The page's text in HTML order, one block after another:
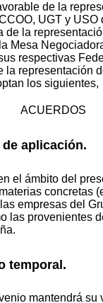
de la
UGT y USO
de la
Mesa
respectivas
la representación
los siguientes,
ACUERDOS
aplicación.
el ámbito del
concretas
empresas del
las provenientes
temporal.
mantendrá su